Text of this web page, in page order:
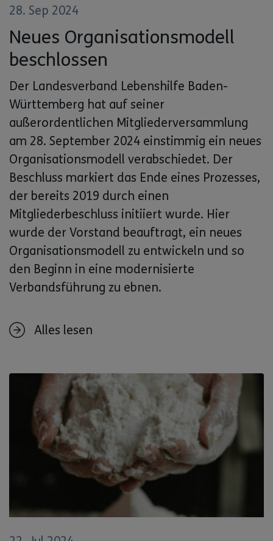
28. Sep 2024
Neues Organisationsmodell
beschlossen
Der Landesverband Lebenshilfe Baden-
Württemberg hat auf seiner
außerordentlichen Mitgliederversammlung
am 28. September 2024 einstimmig ein neues
Organisationsmodell verabschiedet. Der
Beschluss markiert das Ende eines Prozesses,
der bereits 2019 durch einen
Mitgliederbeschluss initiiert wurde. Hier
wurde der Vorstand beauftragt, ein neues
Organisationsmodell zu entwickeln und so
den Beginn in eine modernisierte
Verbandsführung zu ebnen.
Alles lesen